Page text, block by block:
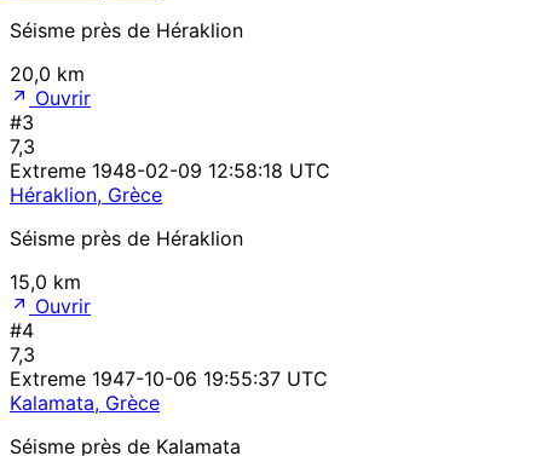
Séisme près de Héraklion
20,0 km
Ouvrir
#3
7,3
Extreme 1948-02-09 12:58:18 UTC
Héraklion, Grèce
Séisme près de Héraklion
15,0 km
Ouvrir
#4
7,3
Extreme 1947-10-06 19:55:37 UTC
Kalamata, Grèce
Séisme près de Kalamata